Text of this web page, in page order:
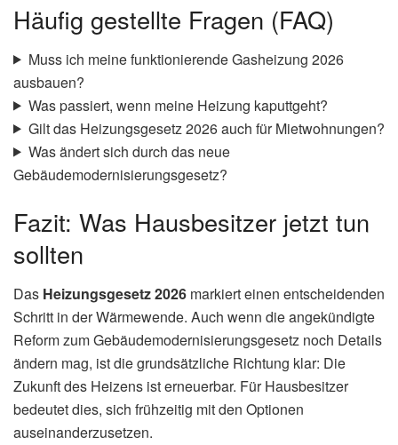
Häufig gestellte Fragen (FAQ)
Muss ich meine funktionierende Gasheizung 2026
ausbauen?
Was passiert, wenn meine Heizung kaputtgeht?
Gilt das Heizungsgesetz 2026 auch für Mietwohnungen?
Was ändert sich durch das neue
Gebäudemodernisierungsgesetz?
Fazit: Was Hausbesitzer jetzt tun
sollten
Das Heizungsgesetz 2026 markiert einen entscheidenden
Schritt in der Wärmewende. Auch wenn die angekündigte
Reform zum Gebäudemodernisierungsgesetz noch Details
ändern mag, ist die grundsätzliche Richtung klar: Die
Zukunft des Heizens ist erneuerbar. Für Hausbesitzer
bedeutet dies, sich frühzeitig mit den Optionen
auseinanderzusetzen.